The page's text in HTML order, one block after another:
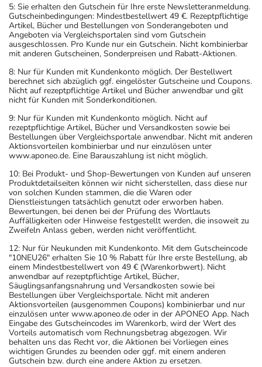
5: Sie erhalten den Gutschein für Ihre erste Newsletteranmeldung.
Gutscheinbedingungen: Mindestbestellwert 49 €. Rezeptpflichtige
Artikel, Bücher und Bestellungen von Sonderangeboten und
Angeboten via Vergleichsportalen sind vom Gutschein
ausgeschlossen. Pro Kunde nur ein Gutschein. Nicht kombinierbar
mit anderen Gutscheinen, Sonderpreisen und Rabatt-Aktionen.
8: Nur für Kunden mit Kundenkonto möglich. Der Bestellwert
berechnet sich abzüglich ggf. eingelöster Gutscheine und Coupons.
Nicht auf rezeptpflichtige Artikel und Bücher anwendbar und gilt
nicht für Kunden mit Sonderkonditionen.
9: Nur für Kunden mit Kundenkonto möglich. Nicht auf
rezeptpflichtige Artikel, Bücher und Versandkosten sowie bei
Bestellungen über Vergleichsportale anwendbar. Nicht mit anderen
Aktionsvorteilen kombinierbar und nur einzulösen unter
www.aponeo.de. Eine Barauszahlung ist nicht möglich.
10: Bei Produkt- und Shop-Bewertungen von Kunden auf unseren
Produktdetailseiten können wir nicht sicherstellen, dass diese nur
von solchen Kunden stammen, die die Waren oder
Dienstleistungen tatsächlich genutzt oder erworben haben.
Bewertungen, bei denen bei der Prüfung des Wortlauts
Auffälligkeiten oder Hinweise festgestellt werden, die insoweit zu
Zweifeln Anlass geben, werden nicht veröffentlicht.
12: Nur für Neukunden mit Kundenkonto. Mit dem Gutscheincode
"10NEU26" erhalten Sie 10 % Rabatt für Ihre erste Bestellung, ab
einem Mindestbestellwert von 49 € (Warenkorbwert). Nicht
anwendbar auf rezeptpflichtige Artikel, Bücher,
Säuglingsanfangsnahrung und Versandkosten sowie bei
Bestellungen über Vergleichsportale. Nicht mit anderen
Aktionsvorteilen (ausgenommen Coupons) kombinierbar und nur
einzulösen unter www.aponeo.de oder in der APONEO App. Nach
Eingabe des Gutscheincodes im Warenkorb, wird der Wert des
Vorteils automatisch vom Rechnungsbetrag abgezogen. Wir
behalten uns das Recht vor, die Aktionen bei Vorliegen eines
wichtigen Grundes zu beenden oder ggf. mit einem anderen
Gutschein bzw. durch eine andere Aktion zu ersetzen.